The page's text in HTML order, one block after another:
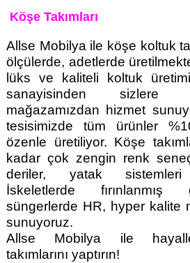
Köşe Takımları
Allse Mobilya ile köşe koltuk
ölçülerde, adetlerde
lüks ve kaliteli koltuk
sanayisinden sizlere
mağazamızdan hizmet
tesisimizde tüm ürünler
özenle üretiliyor. Köşe
kadar çok zengin renk
deriler, yatak sistemleri
İskeletlerde fırınlanmış
süngerlerde HR, hyper kalite
sunuyoruz.
Allse Mobilya ile
takımlarını yaptırın!